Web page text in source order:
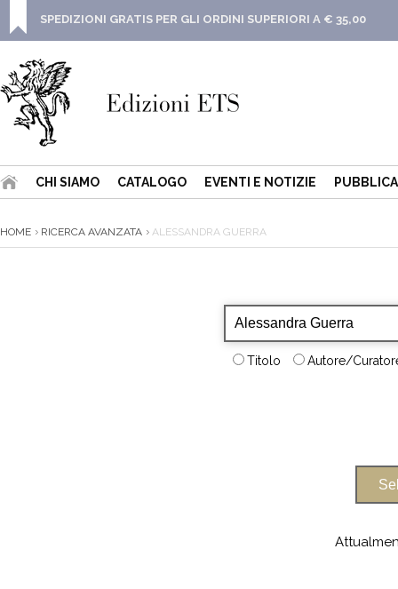
SPEDIZIONI GRATIS PER GLI ORDINI SUPERIORI A € 35,00
CHI SIAMO CATALOGO EVENTI E NOTIZIE
HOME RICERCA AVANZATA ALESSANDRA GUERRA
Titolo Autore/